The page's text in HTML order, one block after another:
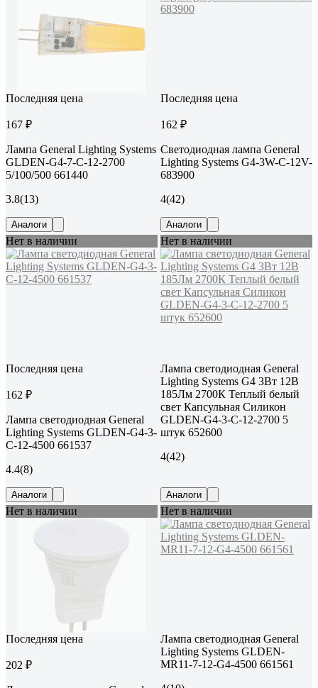
Последняя цена
167 ₽
Лампа General Lighting Systems
GLDEN-G4-7-C-12-2700
5/100/500 661440
3.8(13)
Аналоги
Последняя цена
162 ₽
Светодиодная лампа General
Lighting Systems G4-3W-C-12V-
683900
4(42)
Аналоги
Нет в наличии
Последняя цена
162 ₽
Лампа светодиодная General
Lighting Systems GLDEN-G4-3-
C-12-4500 661537
4.4(8)
Аналоги
Нет в наличии
Лампа светодиодная General
Lighting Systems G4 3Вт 12В
185Лм 2700К Теплый белый
свет Капсульная Силикон
GLDEN-G4-3-C-12-2700 5
штук 652600
4(42)
Аналоги
Нет в наличии
Последняя цена
202 ₽
Нет в наличии
Лампа светодиодная General
Lighting Systems GLDEN-
MR11-7-12-G4-4500 661561